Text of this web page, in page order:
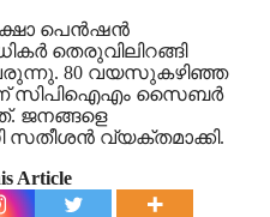
പെന്‍ഷന്‍
തെരുവിലിറങ്ങി
80 വയസുകഴിഞ്ഞ
സിപിഐഎം സൈബര്‍
ജനങ്ങളെ
സതീശന്‍ വ്യക്തമാക്കി.
Article